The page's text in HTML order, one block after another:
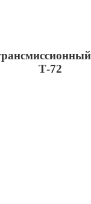
Т-72